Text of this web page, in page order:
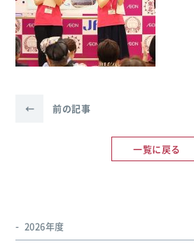
← 前の記事
一覧に戻る
2026年度